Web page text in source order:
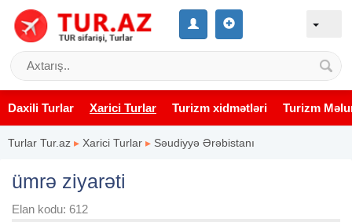
Daxili Turlar Xarici Turlar Turizm xidmətləri Turizm
Turlar Tur.az ▸ Xarici Turlar ▸ Səudiyyə Ərəbistanı
ümrə ziyarəti
Elan kodu: 612